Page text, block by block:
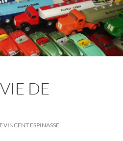
DE
VINCENT ESPINASSE